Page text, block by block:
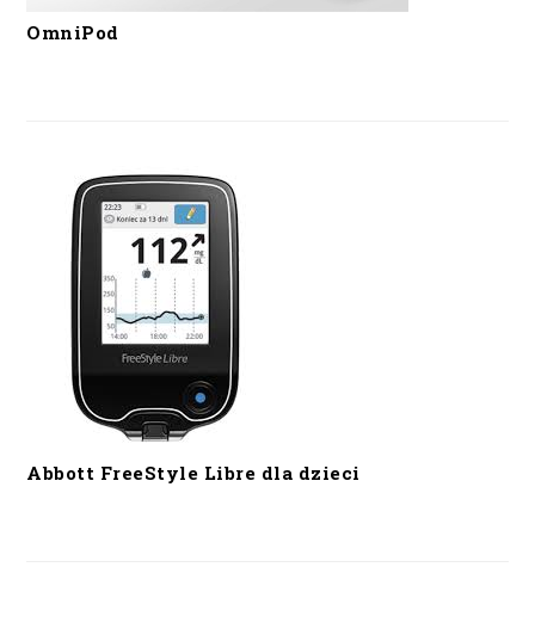
OmniPod
Abbott FreeStyle Libre dla dzieci